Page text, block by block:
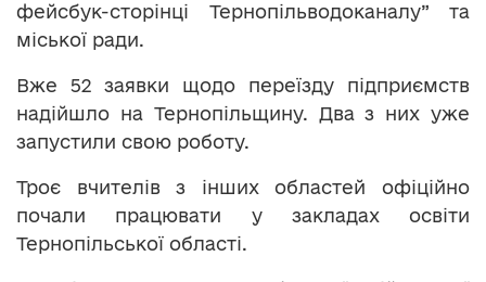
фейсбук-сторінці Тернопільводоканалу” та
міської ради.
Вже 52 заявки щодо переїзду підприємств
надійшло на Тернопільщину. Два з них уже
запустили свою роботу.
Троє вчителів з інших областей офіційно
почали працювати у закладах освіти
Тернопільської області.